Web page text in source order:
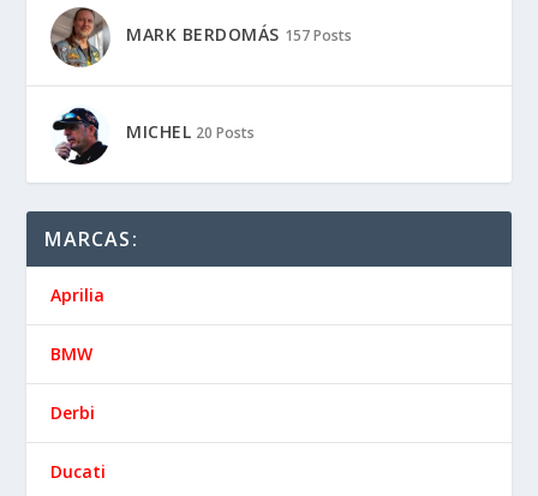
MARK BERDOMÁS 157 Posts
MICHEL 20 Posts
MARCAS:
Aprilia
BMW
Derbi
Ducati